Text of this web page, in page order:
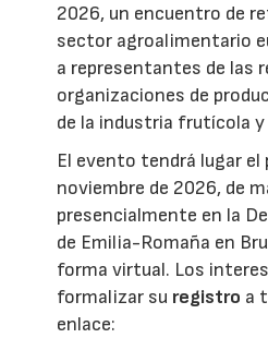
2026, un encuentro de
sector agroalimentario
a representantes de las
organizaciones de
de la industria frutícola
El evento tendrá lugar el
noviembre de 2026, de
presencialmente en la
de Emilia-Romaña en
forma virtual. Los
formalizar su registro a
enlace: